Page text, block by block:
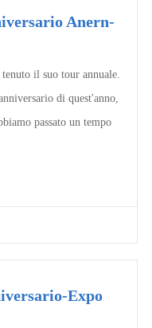
Anern-
il suo tour annuale.
di quest'anno,
passato un tempo
Expo